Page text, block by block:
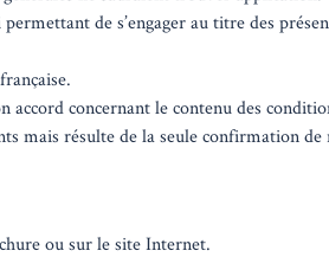
de s’engager au titre des
concernant le contenu des
mais résulte de la seule confirmation
ou sur le site Internet.